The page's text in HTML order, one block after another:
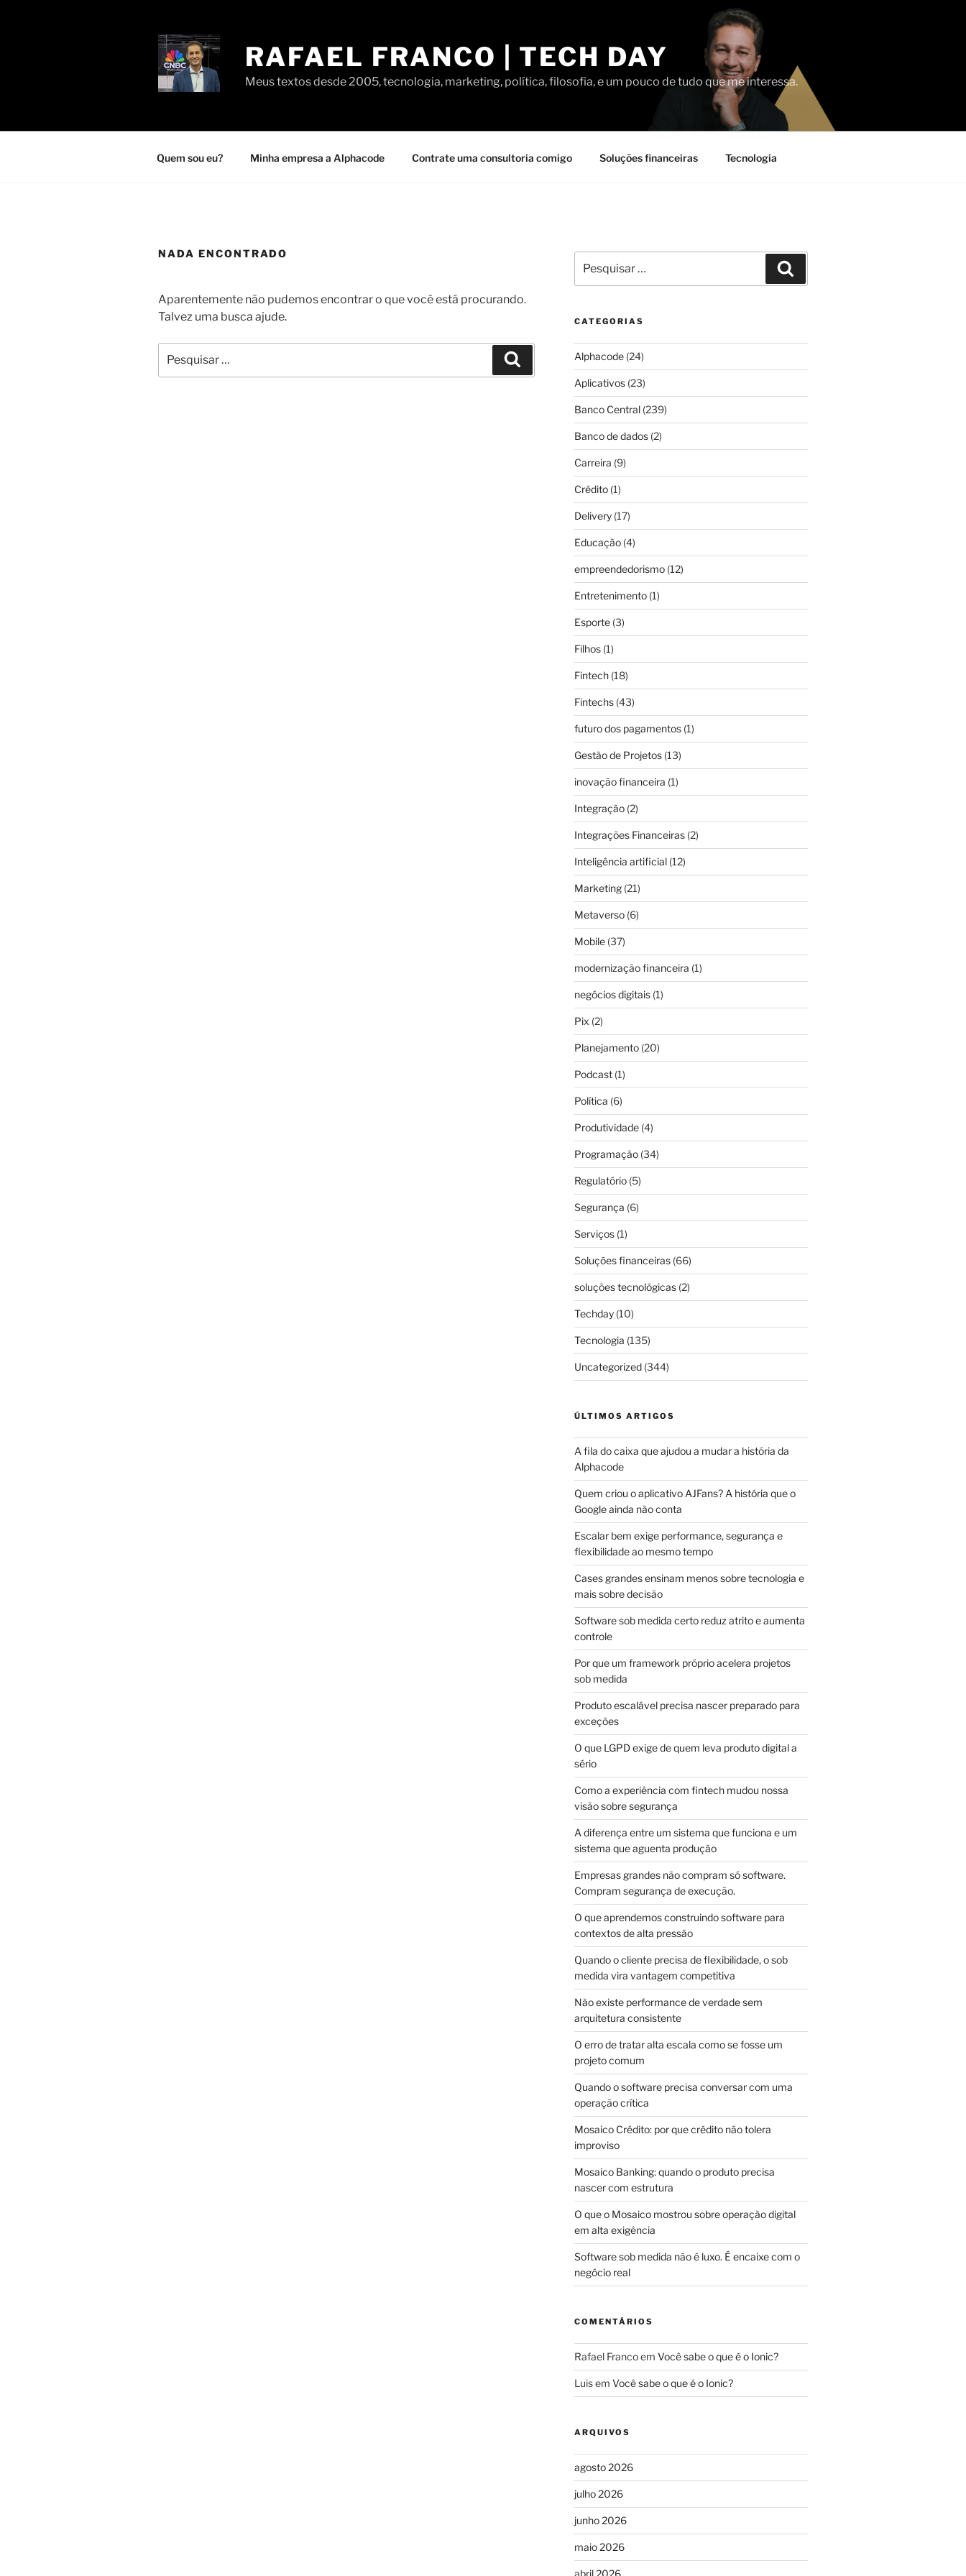
RAFAEL FRANCO | TECH DAY
Meus textos desde 2005, tecnologia, marketing, política, filosofia, e um pouco de tudo que me interessa.
Quem sou eu? Minha empresa a Alphacode Contrate uma consultoria comigo Soluções financeiras Tecnologia
NADA ENCONTRADO
Aparentemente não pudemos encontrar o que você está procurando.
Talvez uma busca ajude.
por:
Pesquisar
por:
CATEGORIAS
Alphacode(24)
Aplicativos(23)
Banco Central(239)
Banco de dados(2)
Carreira (9)
Crédito(1)
Delivery(17)
Educação(4)
empreendedorismo(12)
Entretenimento(1)
Esporte(3)
Filhos(1)
Fintech(18)
Fintechs(43)
futuro dos pagamentos(1)
Gestão de Projetos(13)
inovação financeira (1)
Integração(2)
Integrações Financeiras(2)
Inteligência artificial(12)
Marketing(21)
Metaverso(6)
Mobile(37)
modernização financeira (1)
negócios digitais(1)
Pix (2)
Planejamento(20)
Podcast(1)
Política (6)
Produtividade(4)
Programação(34)
Regulatório(5)
Segurança (6)
Serviços(1)
Soluções financeiras(66)
soluções tecnológicas(2)
Techday(10)
Tecnologia (135)
Uncategorized(344)
ÚLTIMOS ARTIGOS
A fila do caixa que ajudou a mudar a história da
Alphacode
Quem criou o aplicativo AJFans? A história que o
Google ainda não conta
Escalar bem exige performance, segurança e
flexibilidade ao mesmo tempo
Cases grandes ensinam menos sobre tecnologia e
mais sobre decisão
Software sob medida certo reduz atrito e aumenta
controle
Por que um framework próprio acelera projetos
sob medida
Produto escalável precisa nascer preparado para
exceções
O que LGPD exige de quem leva produto digital a
sério
Como a experiência com fintech mudou nossa
visão sobre segurança
A diferença entre um sistema que funciona e um
sistema que aguenta produção
Empresas grandes não compram só software.
Compram segurança de execução.
O que aprendemos construindo software para
contextos de alta pressão
Quando o cliente precisa de flexibilidade, o sob
medida vira vantagem competitiva
Não existe performance de verdade sem
arquitetura consistente
O erro de tratar alta escala como se fosse um
projeto comum
Quando o software precisa conversar com uma
operação crítica
Mosaico Crédito: por que crédito não tolera
improviso
Mosaico Banking: quando o produto precisa
nascer com estrutura
O que o Mosaico mostrou sobre operação digital
em alta exigência
Software sob medida não é luxo. É encaixe com o
negócio real
COMENTÁRIOS
Rafael Francoem Você sabe o que é o Ionic?
Luisem Você sabe o que é o Ionic?
ARQUIVOS
agosto 2026
julho 2026
junho 2026
maio 2026